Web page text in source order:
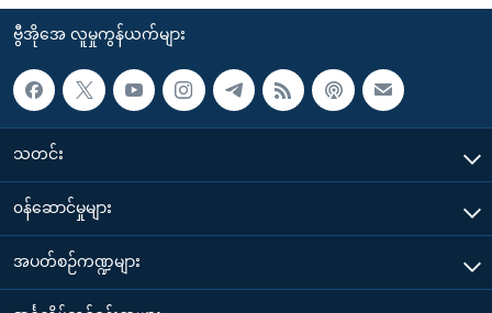
ဗွီအိုအေ လူမှုကွန်ယက်များ
သတင်း
၀န်ဆောင်မှုများ
အပတ်စဉ်ကဏ္ဍများ